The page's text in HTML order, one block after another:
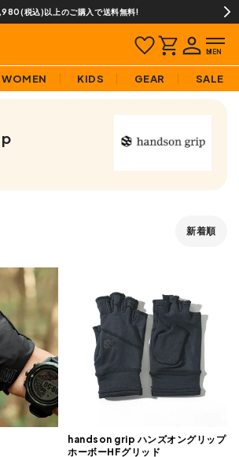
税込)以上のご購入で送料無料!
WOMEN KIDS GEAR SALE
新着順
handson grip ハンズオングリップ
ホーボーHFグリッド